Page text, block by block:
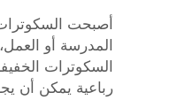
أصبحت
السكوترات
رباعية يمكن أن